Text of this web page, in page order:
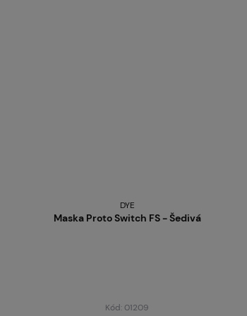
DYE
Maska Proto Switch FS - Šedivá
Kód: 01209